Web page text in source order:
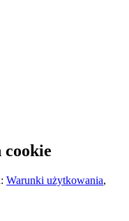
cookie
Warunki użytkowania,